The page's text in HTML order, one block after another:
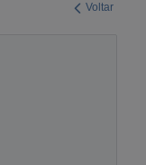
Voltar